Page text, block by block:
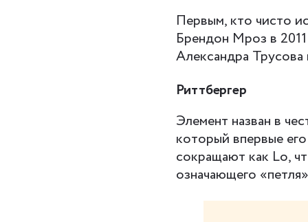
Первым, кто чисто
Брендон Мроз в
Александра Трусова
Риттбергер
Элемент назван в
который впервые
сокращают как Lo,
означающего